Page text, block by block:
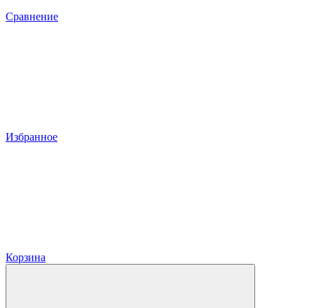
Сравнение
Избранное
Корзина